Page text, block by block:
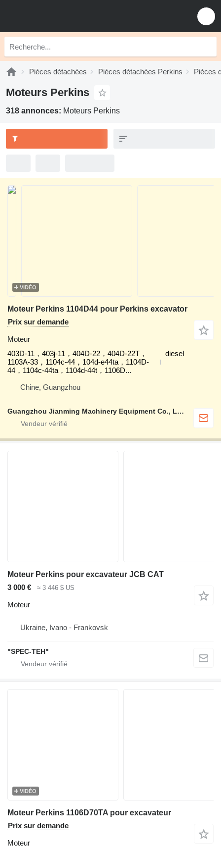
Pièces détachées Pièces détachées Perkins Pièces
Moteurs Perkins
318 annonces: Moteurs Perkins
VIDÉO
Moteur Perkins 1104D44 pour Perkins excavator
Prix sur demande
Moteur
403D-11，403j-11，404D‑22，404D‑22T，
1103A-33，1104c-44，104d-e44ta，1104D-
44，1104c-44ta，1104d-44t，1106D...
diesel
Chine, Guangzhou
Guangzhou Jianming Machinery Equipment Co., Ltd.
Moteur Perkins pour excavateur JCB CAT
3 000 €
≈ 3 446 $ US
Moteur
Ukraine, Ivano - Frankovsk
"SPEC-TEH"
VIDÉO
Moteur Perkins 1106D70TA pour excavateur
Prix sur demande
Moteur